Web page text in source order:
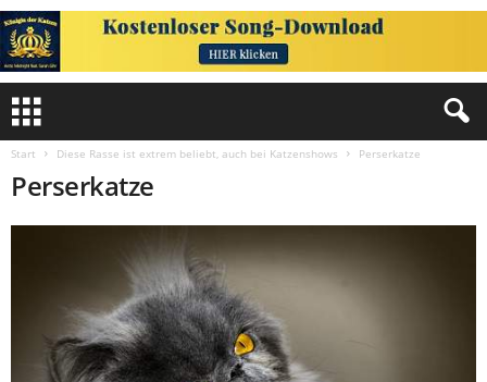
Start Diese Rasse ist extrem beliebt, auch bei Katzenshows Perserkatze
Perserkatze